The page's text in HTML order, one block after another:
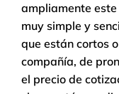
ampliamente
muy simple y
que están cortos
compañía, de
el precio de